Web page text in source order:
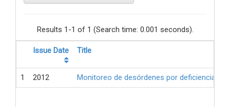
Results 1-1 of 1 (Search time: 0.001 seconds).
Issue Date Title
1 2012 Monitoreo de desórdenes por deficiencia